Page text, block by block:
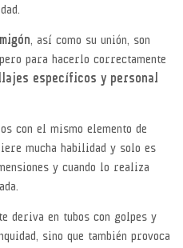
, así como su unión, son
para hacerlo correctamente
específicos y personal
con el mismo elemento de
mucha habilidad y solo es
y cuando lo realiza
deriva en tubos con golpes y
sino que también provoca